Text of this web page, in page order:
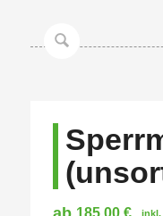
inkl.